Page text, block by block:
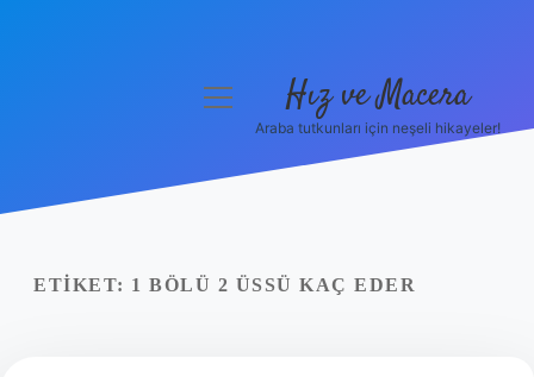
Yasal Uyarı
menüyü
Hız ve Macera
Araba tutkunları için neşeli hikayeler!
ETIKET: 1 BÖLÜ 2 ÜSSÜ KAÇ EDER